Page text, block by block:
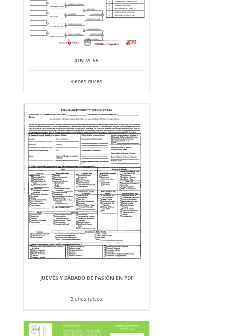
JUN M -55
Bienes raíces
JUEVES Y SÁBADO DE PASIÓN EN PDF
Bienes raíces